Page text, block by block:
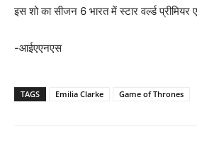
इस शो का सीजन 6 भारत में स्टार वर्ल्ड प्रीमियर
-आईएएनएस
TAGS Emilia Clarke Game of Thrones